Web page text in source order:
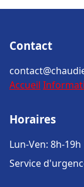
Contact
Accueil
Horaires
Lun-Ven: 8h-19h
Service